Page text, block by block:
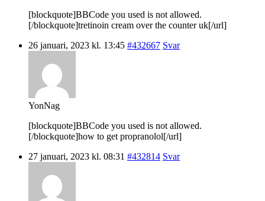
[blockquote]BBCode you used is not allowed.
[/blockquote]tretinoin cream over the counter uk[/url]
26 januari, 2023 kl. 13:45 #432667 Svar
YonNag
[blockquote]BBCode you used is not allowed.
[/blockquote]how to get propranolol[/url]
27 januari, 2023 kl. 08:31 #432814 Svar